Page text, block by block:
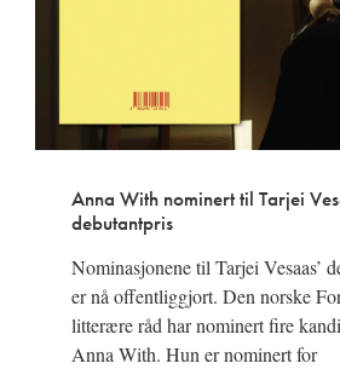
Anna With nominert til Tarjei
debutantpris
Nominasjonene til Tarjei Vesaas’
er nå offentliggjort. Den norske
litterære råd har nominert fire
Anna With. Hun er nominert for